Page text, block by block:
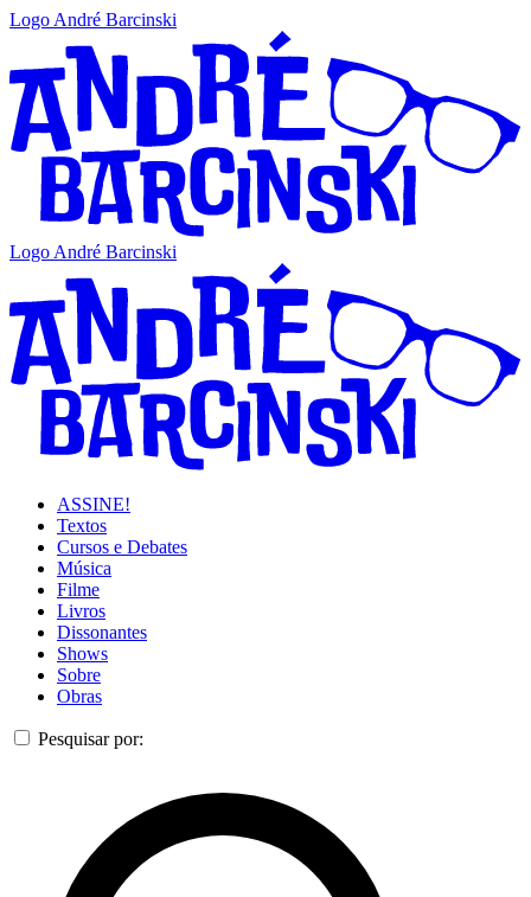
Logo André Barcinski
Logo André Barcinski
ASSINE!
Textos
Cursos e Debates
Música
Filme
Livros
Dissonantes
Shows
Sobre
Obras
Pesquisar por: